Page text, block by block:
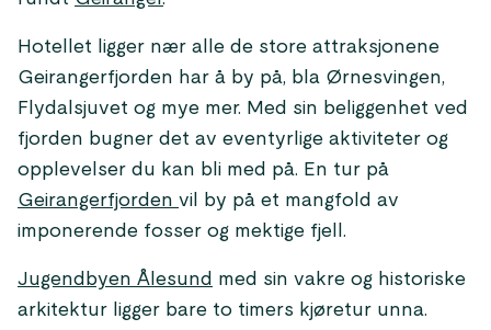
Hotellet ligger nær alle de store attraksjonene
Geirangerfjorden har å by på, bla Ørnesvingen,
Flydalsjuvet og mye mer. Med sin beliggenhet ved
fjorden bugner det av eventyrlige aktiviteter og
opplevelser du kan bli med på. En tur på
Geirangerfjorden vil by på et mangfold av
imponerende fosser og mektige fjell.
Jugendbyen Ålesund med sin vakre og historiske
arkitektur ligger bare to timers kjøretur unna.